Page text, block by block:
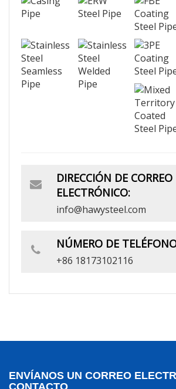
DIRECCIÓN DE CORREO
ELECTRÓNICO:
info@hawysteel.com
NÚMERO DE
+86 18173102116
ENVÍANOS UN CORREO
CONTACTO